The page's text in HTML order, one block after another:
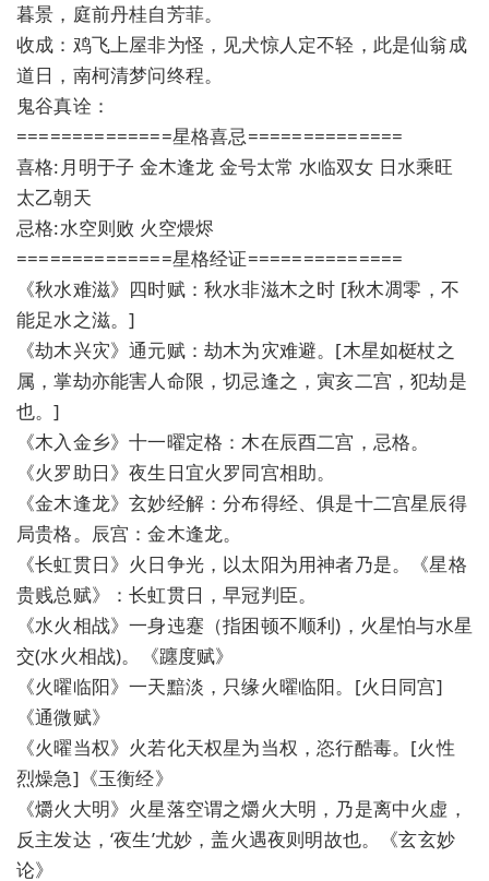
暮景，庭前丹桂自芳菲。
收成：鸡飞上屋非为怪，见犬惊人定不轻，此是仙翁成
道日，南柯清梦问终程。
鬼谷真诠：
==============星格喜忌==============
喜格:月明于子 金木逢龙 金号太常 水临双女 日水乘旺
太乙朝天
忌格:水空则败 火空煨烬
==============星格经证==============
《秋水难滋》四时赋：秋水非滋木之时 [秋木凋零，不
能足水之滋。]
《劫木兴灾》通元赋：劫木为灾难避。[木星如梃杖之
属，掌劫亦能害人命限，切忌逢之，寅亥二宫，犯劫是
也。]
《木入金乡》十一曜定格：木在辰酉二宫，忌格。
《火罗助日》夜生日宜火罗同宫相助。
《金木逢龙》玄妙经解：分布得经、俱是十二宫星辰得
局贵格。辰宫：金木逢龙。
《长虹贯日》火日争光，以太阳为用神者乃是。《星格
贵贱总赋》：长虹贯日，早冠判臣。
《水火相战》一身迍蹇（指困顿不顺利)，火星怕与水星
交(水火相战)。《躔度赋》
《火曜临阳》一天黯淡，只缘火曜临阳。[火日同宫]
《通微赋》
《火曜当权》火若化天权星为当权，恣行酷毒。[火性
烈燥急]《玉衡经》
《爝火大明》火星落空谓之爝火大明，乃是离中火虚，
反主发达，‘夜生’尤妙，盖火遇夜则明故也。《玄玄妙
论》